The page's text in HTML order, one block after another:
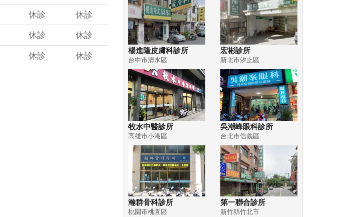
休診
休診
休診
休診
休診 休診 楊進隆皮膚科診所
台中市清水區
宏彬診所
新北市汐止區
牧水中醫診所
高雄市小港區
吳潮峰眼科診所
台北市信義區
瀚群骨科診所
桃園市桃園區
第一聯合診所
新竹縣竹北市